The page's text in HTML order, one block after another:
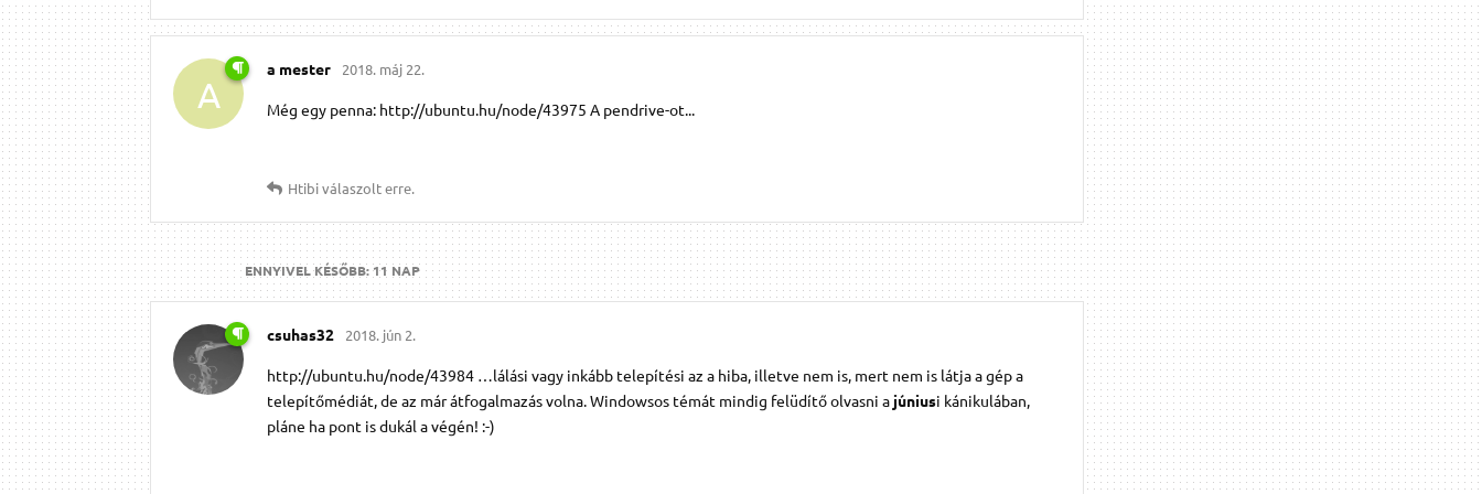
A
a mester 2018. máj 22.
Még egy penna: http://ubuntu.hu/node/43975 A pendrive-ot...
Htibiválaszolt erre.
ENNYIVEL KÉSŐBB:11 NAP
csuhas32 2018. jún 2.
http://ubuntu.hu/node/43984 …lálási vagy inkább telepítési az a hiba, illetve nem is, mert nem is látja a gép a
telepítőmédiát, de az már átfogalmazás volna. Windowsos témát mindig felüdítő olvasni a júniusi kánikulában,
pláne ha pont is dukál a végén! :-)